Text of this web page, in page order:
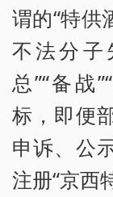
谓的“特供
不法分子
总”“备战
标，即便
申诉、公
注册“京西